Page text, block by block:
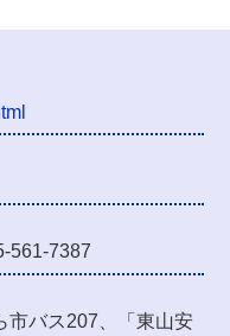
561-7387
市バス207、「東山安